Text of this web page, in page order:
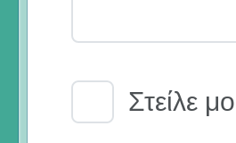
EmailΣτείλε